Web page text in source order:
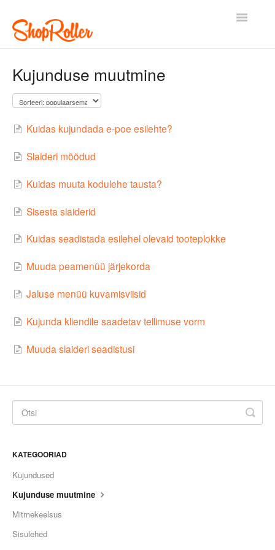
Toggle
Kujunduse muutmine
Kuidas kujundada e-poe esilehte?
Slaideri mõõdud
Kuidas muuta kodulehe tausta?
Sisesta slaiderid
Kuidas seadistada esilehel olevaid tooteplokke
Muuda peamenüü järjekorda
Jaluse menüü kuvamisviisid
Kujunda kliendile saadetav tellimuse vorm
Muuda slaideri seadistusi
KATEGOORIAD
Kujundused
Kujunduse muutmine
Mitmekeelsus
Sisulehed